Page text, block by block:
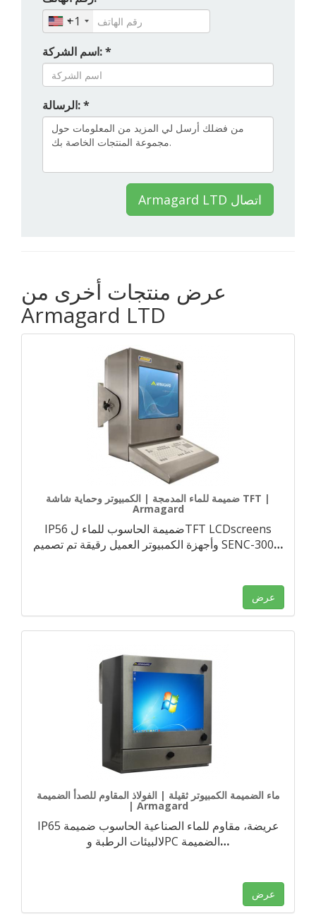
+1
اسم الشركة: *
الرسالة: *
Armagard LTD اتصال
عرض منتجات أخرى من
Armagard LTD
ضميمة للماء المدمجة | الكمبيوتر وحماية شاشة TFT |
Armagard
IP56 ضميمة الحاسوب للماء لTFT LCDscreens
وأجهزة الكمبيوتر العميل رقيقة تم تصميم SENC-300…
عرض
ماء الضميمة الكمبيوتر ثقيلة | الفولاذ المقاوم للصدأ الضميمة
| Armagard
IP65 عريضة، مقاوم للماء الصناعية الحاسوب ضميمة
لالبيئات الرطبة وPC الضميمة…
عرض